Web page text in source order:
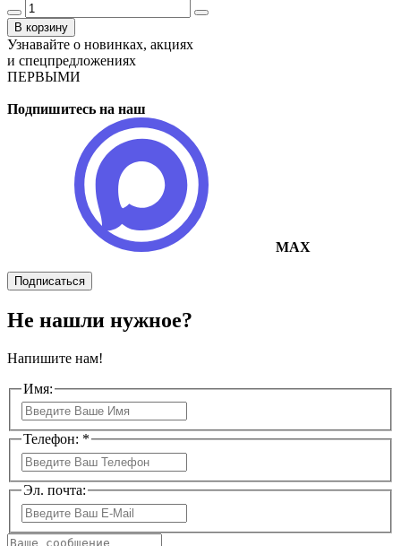
В корзину
Узнавайте о новинках, акциях
и спецпредложениях
ПЕРВЫМИ
Подпишитесь на наш
MAX
Подписаться
Не нашли нужное?
Напишите нам!
Имя:
Телефон: *
Эл. почта: